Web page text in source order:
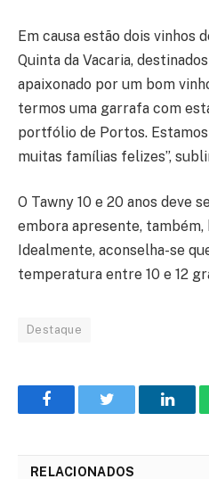
Em causa estão dois vinhos
Quinta da Vacaria,
apaixonado por um bom
termos uma garrafa com
portfólio de Portos.
muitas famílias felizes”,
O Tawny 10 e 20 anos deve
embora apresente, também,
Idealmente, aconselha-se
temperatura entre 10 e 12
Destaque
FacebookTwitter
O
RELACIONADOS